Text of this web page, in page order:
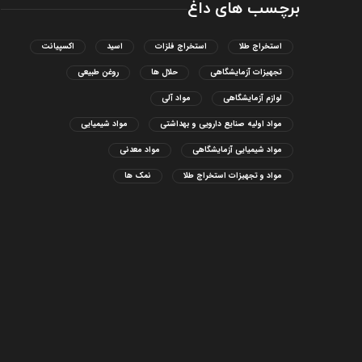
برچسب های داغ
استخراج طلا استخراج فلزات اسید اکسپیانت
تجهیزات آزمایشگاهی حلال ها روغن طبیعی
لوازم آزمایشگاهی مواد آلی
مواد اولیه صنایع دارویی و بهداشتی مواد شیمیایی
مواد شیمیایی آزمایشگاهی مواد معدنی
مواد و تجهیزات استخراج طلا نمک ها